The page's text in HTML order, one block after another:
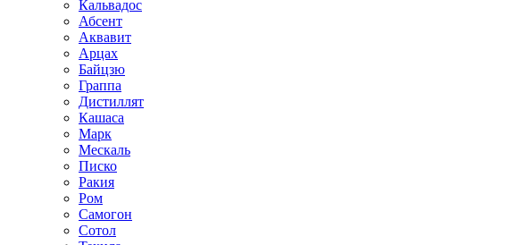
Кальвадос
Абсент
Аквавит
Арцах
Байцзю
Граппа
Дистиллят
Кашаса
Марк
Мескаль
Писко
Ракия
Ром
Самогон
Сотол